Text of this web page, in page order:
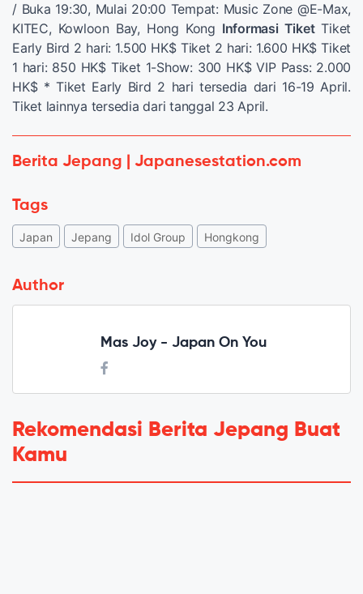
/ Buka 19:30, Mulai 20:00 Tempat: Music Zone @E-Max,
KITEC, Kowloon Bay, Hong Kong Informasi TiketTiket
Early Bird 2 hari: 1.500 HK$ Tiket 2 hari: 1.600 HK$ Tiket
1 hari: 850 HK$ Tiket 1-Show: 300 HK$ VIP Pass: 2.000
HK$ * Tiket Early Bird 2 hari tersedia dari 16-19 April.
Tiket lainnya tersedia dari tanggal 23 April.
Berita Jepang | Japanesestation.com
Tags
Japan Jepang Idol Group Hongkong
Author
Mas Joy - Japan On You
Rekomendasi Berita Jepang Buat
Kamu